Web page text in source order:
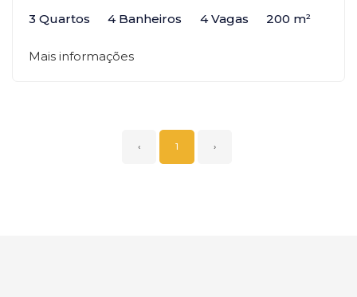
3 Quartos 4 Banheiros 4 Vagas 200 m²
Mais informações
‹ 1 ›